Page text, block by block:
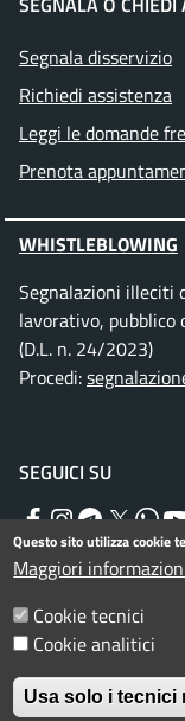
Segnala disservizio
Richiedi assistenza
Leggi le domande
Prenota
WHISTLEBLOWING
Segnalazioni illeciti
lavorativo, pubblico
(D.L. n. 24/2023)
Procedi:
SEGUICI SU
Facebook
Instagram
Telegram
Menu piè
Informativa privacy
Dichiarazione di
© Comune di Rimini.
Questo sito utilizza cookie
Maggiori
Cookie tecnici
Cookie analitici
Usa solo i tecnici